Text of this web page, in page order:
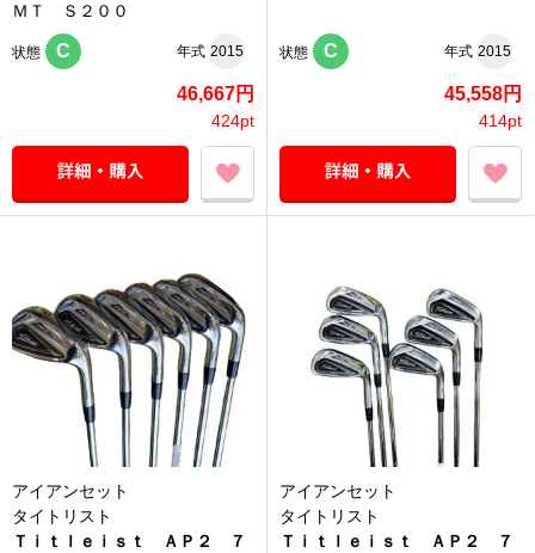
ＭＴ Ｓ２００
状態 C 年式 2015
46,667円
424pt
状態 C 年式 2015
45,558円
414pt
アイアンセット
タイトリスト
Ｔｉｔｌｅｉｓｔ ＡＰ２ ７
アイアンセット
タイトリスト
Ｔｉｔｌｅｉｓｔ ＡＰ２ ７